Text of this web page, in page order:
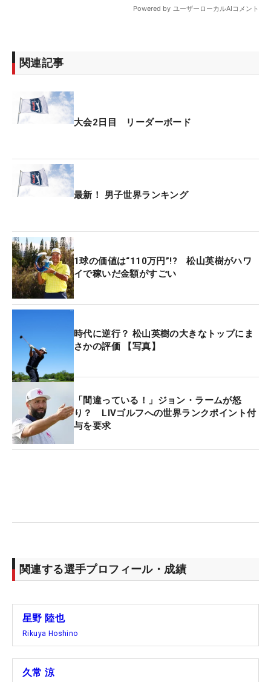
関連記事
大会2日目 リーダーボード
最新！ 男子世界ランキング
1球の価値は“110万円”!? 松山英樹がハワ
イで稼いだ金額がすごい
時代に逆行？ 松山英樹の大きなトップにま
さかの評価 【写真】
「間違っている！」ジョン・ラームが怒
り？ LIVゴルフへの世界ランクポイント付
与を要求
関連する選手プロフィール・成績
星野 陸也
Rikuya Hoshino
久常 涼